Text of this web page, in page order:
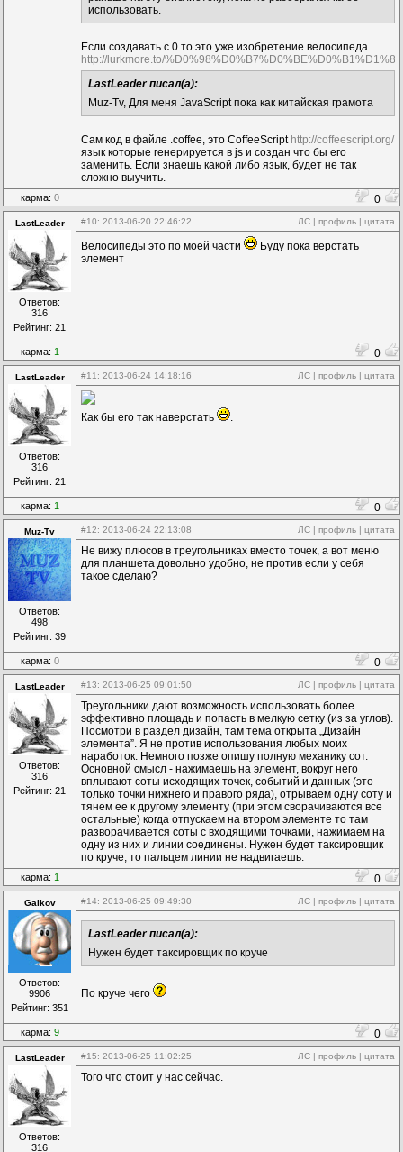
использовать.
Если создавать с 0 то это уже изобретение велосипеда
http://lurkmore.to/
LastLeader писал(а):
Muz-Tv, Для меня JavaScript пока как китайская грамота
Сам код в файле .coffee, это CoffeeScript http://coffeescript.org/
язык которые генерируется в js и создан что бы его
заменить. Если знаешь какой либо язык, будет не так
сложно выучить.
карма: 0 0
LastLeader
Ответов:
316
Рейтинг: 21
#10: 2013-06-20 22:46:22 ЛС | профиль | цитата
Велосипеды это по моей части
Буду пока верстать
элемент
карма: 1 0
LastLeader
Ответов:
316
Рейтинг: 21
#11 : 2013-06-24 14:18:16 ЛС | профиль | цитата
Как бы его так наверстать .
карма: 1 0
Muz-Tv
Ответов:
498
Рейтинг: 39
#12: 2013-06-24 22:13:08 ЛС | профиль | цитата
Не вижу плюсов в треугольниках вместо точек, а вот меню
для планшета довольно удобно, не против если у себя
такое сделаю?
карма: 0 0
LastLeader
Ответов:
316
Рейтинг: 21
#13: 2013-06-25 09:01:50 ЛС | профиль | цитата
Треугольники дают возможность использовать более
эффективно площадь и попасть в мелкую сетку (из за углов).
Посмотри в раздел дизайн, там тема открыта „Дизайн
элемента”. Я не против использования любых моих
наработок. Немного позже опишу полную механику сот.
Основной смысл - нажимаешь на элемент, вокруг него
вплывают соты исходящих точек, событий и данных (это
только точки нижнего и правого ряда), отрываем одну соту и
тянем ее к другому элементу (при этом сворачиваются все
остальные) когда отпускаем на втором элементе то там
разворачивается соты с входящими точками, нажимаем на
одну из них и линии соединены. Нужен будет таксировщик
по круче, то пальцем линии не надвигаешь.
карма: 1 0
Galkov
Ответов:
9906
Рейтинг: 351
#14: 2013-06-25 09:49:30 ЛС | профиль | цитата
LastLeader писал(а):
Нужен будет таксировщик по круче
По круче чего
карма: 9 0
LastLeader
Ответов:
316
#15: 2013-06-25 11:02:25 ЛС | профиль | цитата
Того что стоит у нас сейчас.